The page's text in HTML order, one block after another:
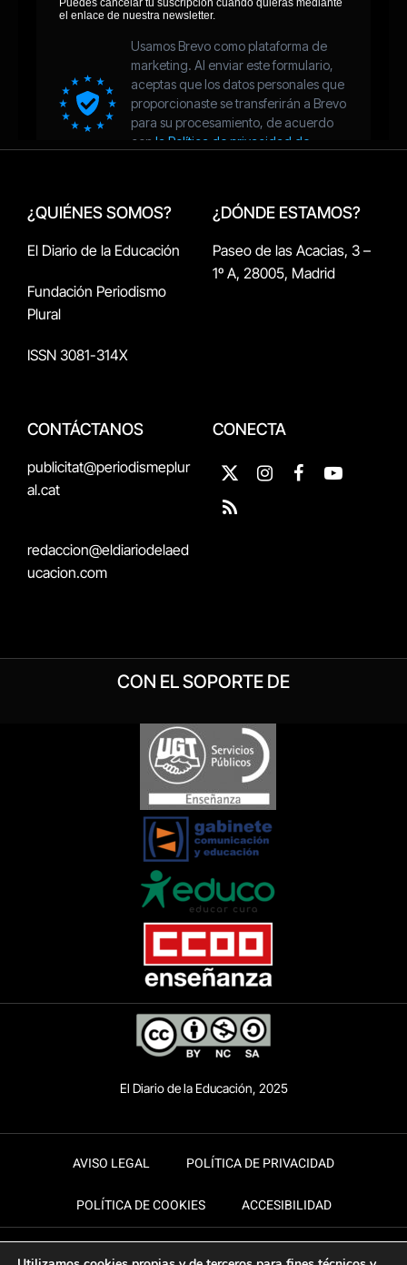
¿QUIÉNES SOMOS?
El Diario de la Educación
Fundación Periodismo
Plural
ISSN 3081-314X
¿DÓNDE ESTAMOS?
Paseo de las Acacias, 3 –
1º A, 28005, Madrid
CONTÁCTANOS
publicitat@periodismeplur
al.cat
redaccion@eldiariodelaed
ucacion.com
CONECTA
X
(Twitter)
InstagramFacebookYouTube
RSS
CON EL SOPORTE DE
El Diario de la Educación, 2025
AVISO LEGAL POLÍTICA DE PRIVACIDAD
POLÍTICA DE COOKIES ACCESIBILIDAD